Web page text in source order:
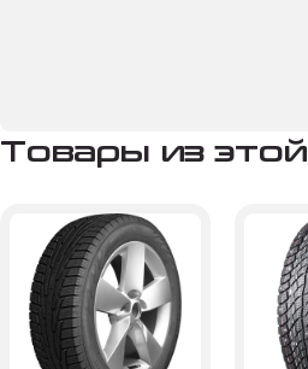
Товары из